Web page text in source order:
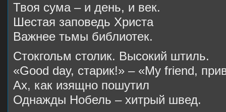
Твоя сума – и день, и век.
Шестая заповедь Христа
Важнее тьмы библиотек.
Стокгольм столик. Высокий штиль.
«Good day, старик!» – «My friend,
Ах, как изящно пошутил
Однажды Нобель – хитрый швед.